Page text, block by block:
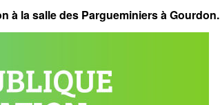
à la salle des Pargueminiers à Gourdon.